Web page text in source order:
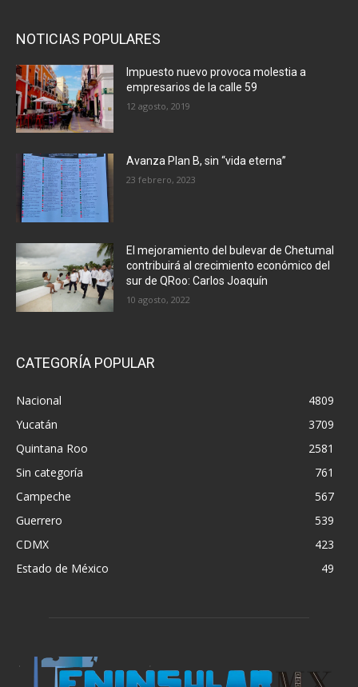
NOTICIAS POPULARES
Impuesto nuevo provoca molestia a
empresarios de la calle 59
12 agosto, 2019
Avanza Plan B, sin “vida eterna”
23 febrero, 2023
El mejoramiento del bulevar de Chetumal
contribuirá al crecimiento económico del
sur de QRoo: Carlos Joaquín
10 agosto, 2022
CATEGORÍA POPULAR
Nacional
4809
Yucatán
3709
Quintana Roo
2581
Sin categoría
761
Campeche
567
Guerrero
539
CDMX
423
Estado de México
49